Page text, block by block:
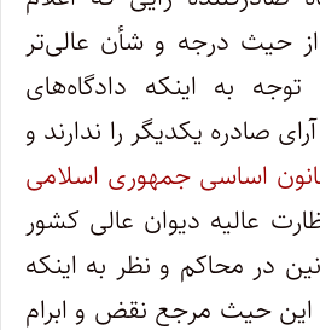
حیث درجه و شأن عالی‌تر
توجه به اینکه دادگاه‌های
یکدیگر را ندارند و
اساسی جمهوری اسلامی
عالیه دیوان عالی کشور
در محاکم و نظر به اینکه
این حیث مرجع نقض و ابرام